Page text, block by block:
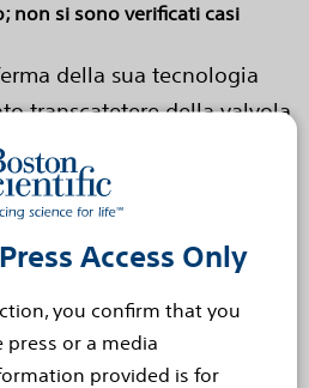
Access Only
you confirm that you
or a media
provided is for
non si sono verificati casi
della sua tecnologia
transcatetere della valvola
Lotus?, di Boston
BSX), continua
Lotus™
Demonstrates